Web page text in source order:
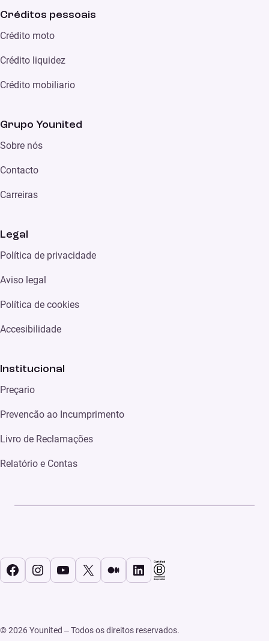
Créditos pessoais
Crédito moto
Crédito liquidez
Crédito mobiliario
Grupo Younited
Sobre nós
Contacto
Carreiras
Legal
Política de privacidade
Aviso legal
Política de cookies
Accesibilidade
Institucional
Preçario
Prevencão ao Incumprimento
Livro de Reclamações
Relatório e Contas
© 2026 Younited – Todos os direitos reservados.
Facebook
Instagram
YouTube
X MédioLinkedIn